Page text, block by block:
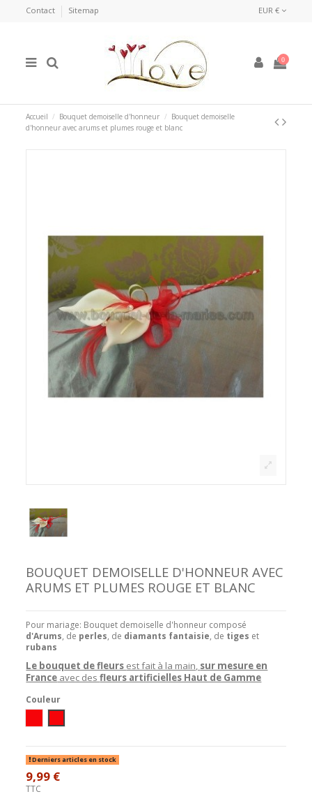
Contact Sitemap EUR €
0
Accueil Bouquet demoiselle d'honneur
Bouquet demoiselle
d'honneur avec arums et plumes rouge et blanc
BOUQUET DEMOISELLE D'HONNEUR AVEC
ARUMS ET PLUMES ROUGE ET BLANC
Pour mariage: Bouquet demoiselle d'honneur composé
d'Arums, de perles, de diamants fantaisie, de tiges et
rubans
Le bouquet de fleurs est fait à la main, sur mesure en
France avec desfleurs artificielles Haut de Gamme
Couleur
Derniers articles en stock
9,99 €
TTC